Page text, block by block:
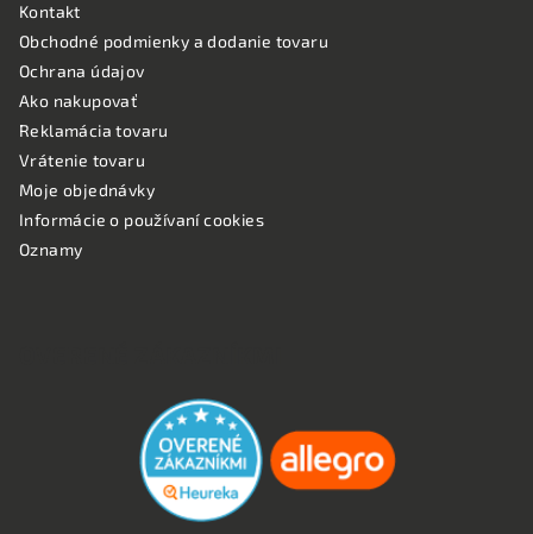
Kontakt
Obchodné podmienky a dodanie tovaru
Ochrana údajov
Ako nakupovať
Reklamácia tovaru
Vrátenie tovaru
Moje objednávky
Informácie o používaní cookies
Oznamy